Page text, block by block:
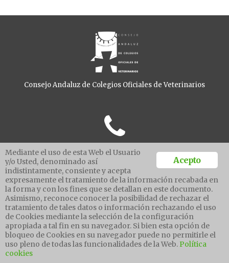
Consejo Andaluz de Colegios Oficiales de Veterinarios
Teléfono: 954 542 701
Fax: 954 282 025
Gonzalo Bilbao 23-25
41003 - Sevilla
Acepto
Mediante el uso de esta Web el Usuario
y/o Usted, denominado así
indistintamente, consiente y acepta
expresamente el tratamiento de la información recabada en
la forma y con los fines que se detallan en este documento.
Asimismo, reconoce conocer la posibilidad de rechazar el
tratamiento de tales datos o información rechazando el uso
de Cookies mediante la selección de la configuración
apropiada a tal fin en su navegador. Si bien esta opción de
bloqueo de Cookies en su navegador puede no permitirle el
uso pleno de todas las funcionalidades de la Web. Política
cookies